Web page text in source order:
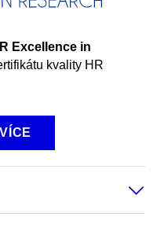
Excellence in
kvality HR